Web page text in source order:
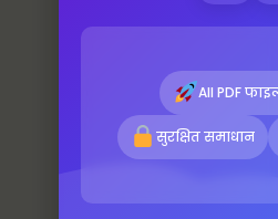
All PDF
सुरक्षित समाधान